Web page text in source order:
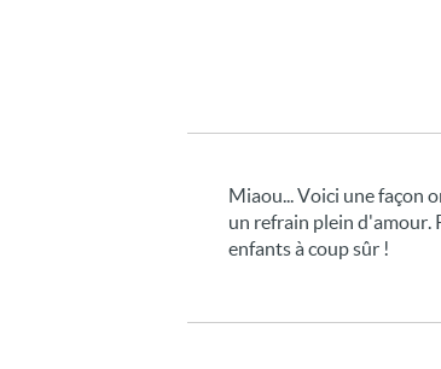
Miaou... Voici une façon
un refrain plein d'amour.
enfants à coup sûr !